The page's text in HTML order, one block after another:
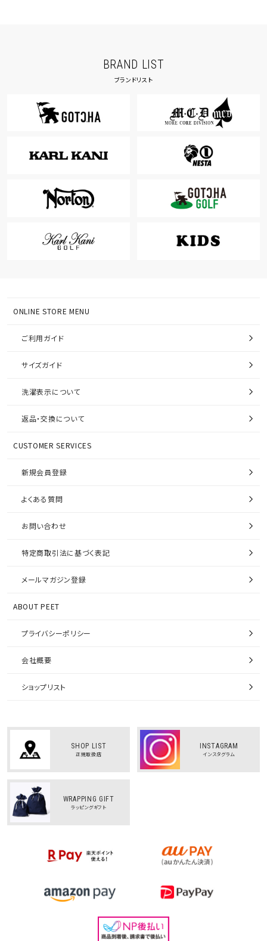
BRAND LIST
ブランドリスト
ONLINE STORE MENU
ご利用ガイド
サイズガイド
洗濯表示について
返品・交換について
CUSTOMER SERVICES
新規会員登録
よくある質問
お問い合わせ
特定商取引法に基づく表記
メールマガジン登録
ABOUT PEET
プライバシーポリシー
会社概要
ショップリスト
SHOP LIST
正規取扱店
INSTAGRAM
インスタグラム
WRAPPING GIFT
ラッピングギフト